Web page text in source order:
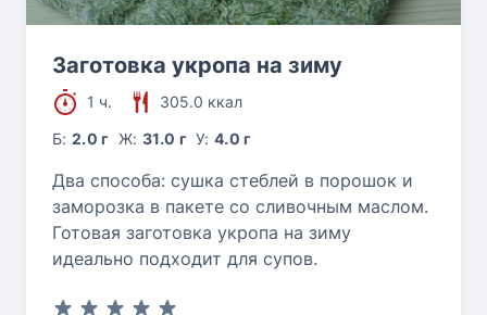
Заготовка укропа на зиму
1 ч.
305.0 ккал
Б:2.0 г Ж: 31.0 г У:4.0 г
Два способа: сушка стеблей в порошок и
заморозка в пакете со сливочным маслом.
Готовая заготовка укропа на зиму
идеально подходит для супов.